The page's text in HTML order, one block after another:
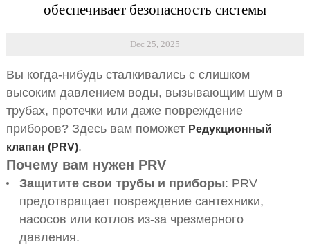
обеспечивает безопасность системы
Dec 25, 2025
Вы когда-нибудь сталкивались с слишком
высоким давлением воды, вызывающим шум в
трубах, протечки или даже повреждение
приборов? Здесь вам поможет Редукционный
клапан (PRV).
Почему вам нужен PRV
Защитите свои трубы и приборы: PRV
предотвращает повреждение сантехники,
насосов или котлов из-за чрезмерного
давления.